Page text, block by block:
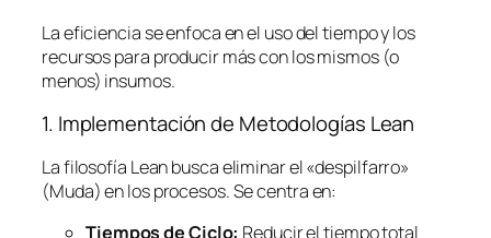
La eficiencia se enfoca en el uso del tiempo y los
recursos para producir más con los mismos (o
menos) insumos.
1. Implementación de Metodologías Lean
La filosofía Leanbusca eliminar el «despilfarro»
(Muda) en los procesos. Se centra en:
Tiempos de Ciclo: Reducir el tiempo total